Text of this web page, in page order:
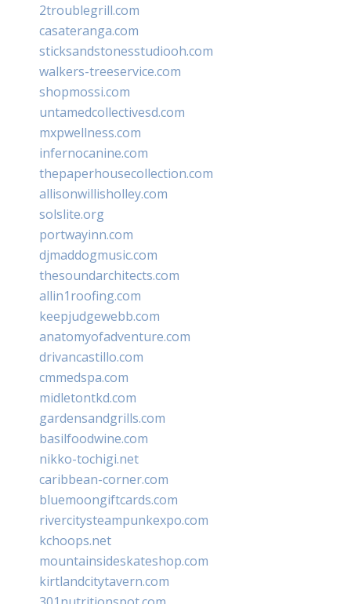
2troublegrill.com
casateranga.com
sticksandstonesstudiooh.com
walkers-treeservice.com
shopmossi.com
untamedcollectivesd.com
mxpwellness.com
infernocanine.com
thepaperhousecollection.com
allisonwillisholley.com
solslite.org
portwayinn.com
djmaddogmusic.com
thesoundarchitects.com
allin1roofing.com
keepjudgewebb.com
anatomyofadventure.com
drivancastillo.com
cmmedspa.com
midletontkd.com
gardensandgrills.com
basilfoodwine.com
nikko-tochigi.net
caribbean-corner.com
bluemoongiftcards.com
rivercitysteampunkexpo.com
kchoops.net
mountainsideskateshop.com
kirtlandcitytavern.com